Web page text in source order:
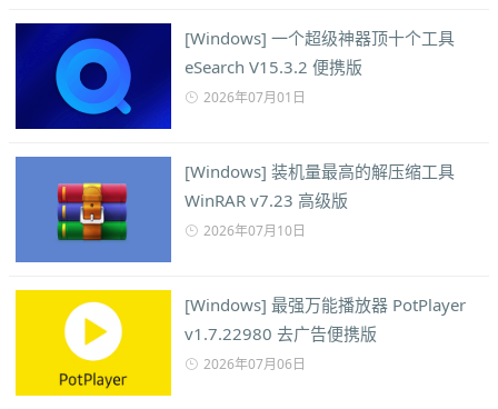
[Windows] 一个超级神器顶十个工具
eSearch V15.3.2 便携版
2026年07月01日
[Windows] 装机量最高的解压缩工具
WinRAR v7.23 高级版
2026年07月10日
[Windows] 最强万能播放器 PotPlayer
v1.7.22980 去广告便携版
2026年07月06日